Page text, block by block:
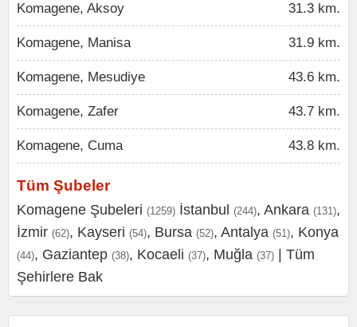
Komagene, Aksoy 31.3 km.
Komagene, Manisa 31.9 km.
Komagene, Mesudiye 43.6 km.
Komagene, Zafer 43.7 km.
Komagene, Cuma 43.8 km.
Tüm Şubeler
Komagene Şubeleri (1259) İstanbul (244), Ankara (131),
İzmir (62), Kayseri (54), Bursa (52), Antalya (51), Konya
(44), Gaziantep (38), Kocaeli (37), Muğla (37)
Tüm
Şehirlere Bak